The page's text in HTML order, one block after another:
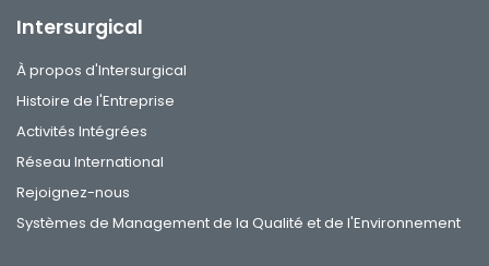
Intersurgical
À propos d'Intersurgical
Histoire de l'Entreprise
Activités Intégrées
Réseau International
Rejoignez-nous
Systèmes de Management de la Qualité et de l'Environnement